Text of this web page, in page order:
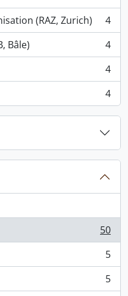
(RAZ, Zurich)
4
Bâle)
4
4
4
50
5
5